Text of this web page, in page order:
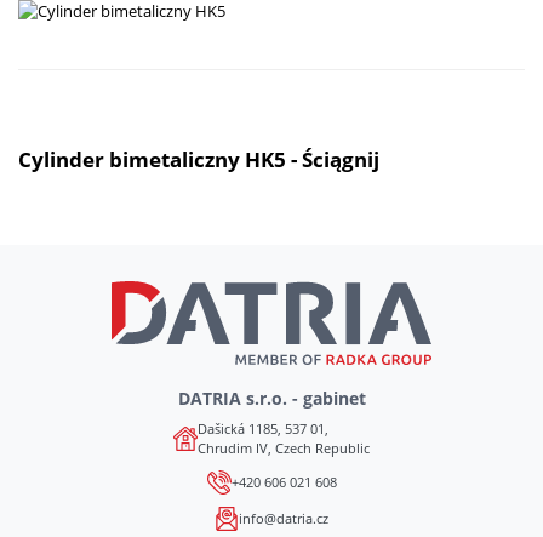
Cylinder bimetaliczny HK5 - Ściągnij
DATRIA s.r.o. - gabinet
Dašická 1185, 537 01,
Chrudim IV, Czech Republic
+420 606 021 608
info@datria.cz